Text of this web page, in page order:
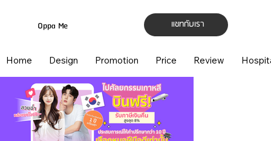
แชทกับเรา
Oppa Me
Home Design Promotion Price Review